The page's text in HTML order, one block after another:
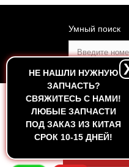
НЕ НАШЛИ НУЖНУЮ
ЗАПЧАСТЬ?
CВЯЖИТЕСЬ С НАМИ!
ЛЮБЫЕ ЗАПЧАСТИ
ПОД ЗАКАЗ ИЗ КИТАЯ
СРОК 10-15 ДНЕЙ!
Умный поиск
ГЛАВНАЯ —